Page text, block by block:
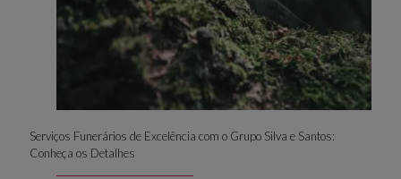
Serviços Funerários de Excelência com o Grupo Silva e Santos:
Conheça os Detalhes